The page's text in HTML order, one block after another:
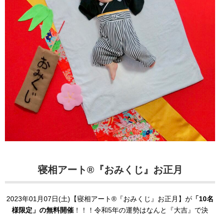
寝相アート®『おみくじ』お正月
2023年01月07日(土)【寝相アート®︎『おみくじ』お正月】が 「10名
様限定」の無料開催 ！！！令和5年の運勢はなんと『大吉』で決